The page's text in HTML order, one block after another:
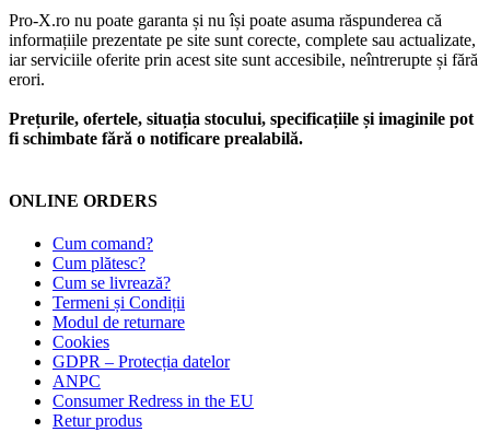
Pro-X.ro nu poate garanta și nu își poate asuma răspunderea că
informațiile prezentate pe site sunt corecte, complete sau actualizate,
iar serviciile oferite prin acest site sunt accesibile, neîntrerupte și fără
erori.
Prețurile, ofertele, situația stocului, specificațiile și imaginile pot
fi schimbate fără o notificare prealabilă.
ONLINE ORDERS
Cum comand?
Cum plătesc?
Cum se livrează?
Termeni și Condiții
Modul de returnare
Cookies
GDPR – Protecția datelor
ANPC
Consumer Redress in the EU
Retur produs